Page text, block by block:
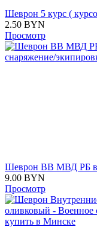
Шеврон 5 курс (
2.50 BYN
Просмотр
Шеврон ВВ МВД РБ
9.00 BYN
Просмотр